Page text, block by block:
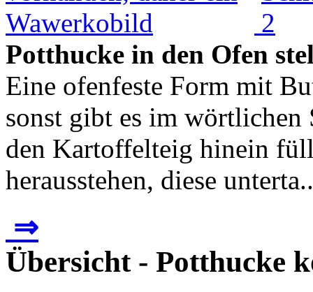
Potthucke in den Ofen
Eine ofenfeste Form mit
sonst gibt es im
den Kartoffelteig hinein
herausstehen, diese
⇒
Übersicht - Potthucke